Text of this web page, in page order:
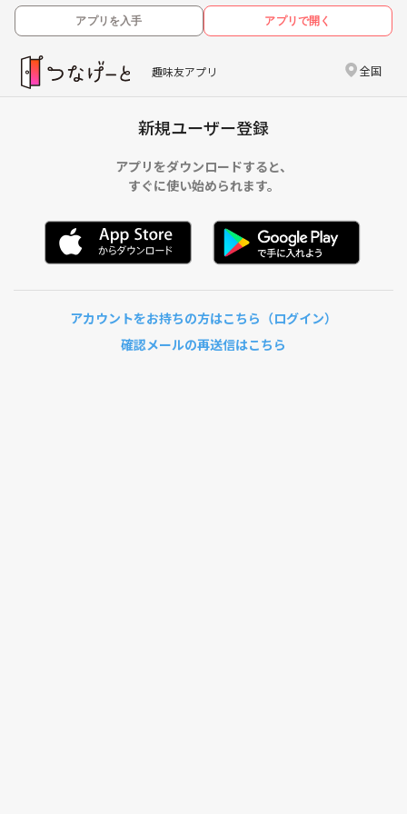
アプリを入手 アプリで開く
趣味友アプリ 全国
新規ユーザー登録
アプリをダウンロードすると、
すぐに使い始められます。
アカウントをお持ちの方はこちら（ログイン）
確認メールの再送信はこちら